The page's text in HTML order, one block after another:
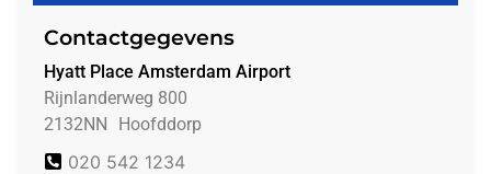
Contactgegevens
Hyatt Place Amsterdam Airport
Rijnlanderweg 800
2132NN
Hoofddorp
020 542 1234